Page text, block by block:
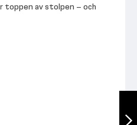
toppen av stolpen – och